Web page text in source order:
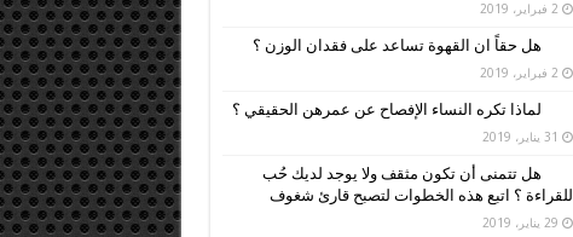
2 فبراير، 2019
هل حقاً ان القهوة تساعد على فقدان الوزن ؟
2 فبراير، 2019
لماذا تكره النساء الإفصاح عن عمرهن الحقيقي ؟
31 يناير، 2019
هل تتمنى أن تكون مثقف ولا يوجد لديك حُب
للقراءة ؟ اتبع هذه الخطوات لتصبح قارئ شغوف
29 يناير، 2019